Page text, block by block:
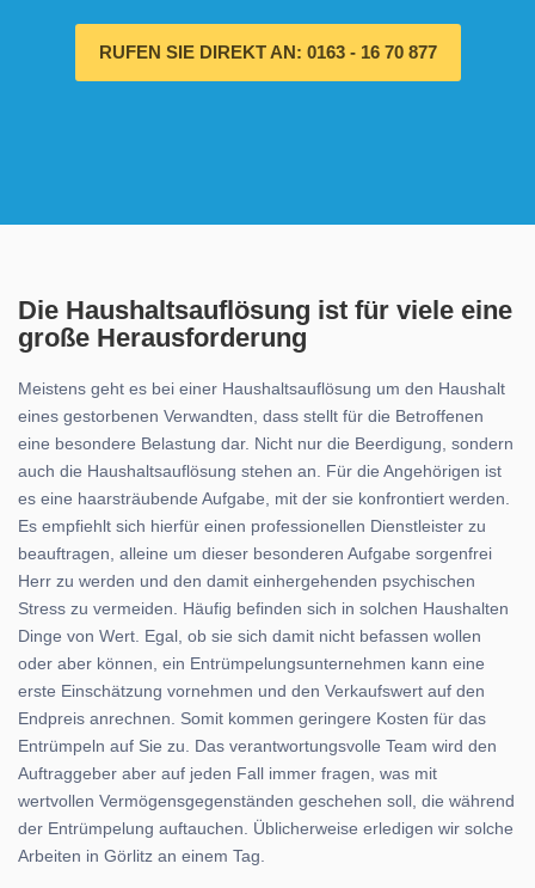
RUFEN SIE DIREKT AN: 0163 - 16 70 877
Die Haushaltsauflösung ist für viele eine
große Herausforderung
Meistens geht es bei einer Haushaltsauflösung um den Haushalt
eines gestorbenen Verwandten, dass stellt für die Betroffenen
eine besondere Belastung dar. Nicht nur die Beerdigung, sondern
auch die Haushaltsauflösung stehen an. Für die Angehörigen ist
es eine haarsträubende Aufgabe, mit der sie konfrontiert werden.
Es empfiehlt sich hierfür einen professionellen Dienstleister zu
beauftragen, alleine um dieser besonderen Aufgabe sorgenfrei
Herr zu werden und den damit einhergehenden psychischen
Stress zu vermeiden. Häufig befinden sich in solchen Haushalten
Dinge von Wert. Egal, ob sie sich damit nicht befassen wollen
oder aber können, ein Entrümpelungsunternehmen kann eine
erste Einschätzung vornehmen und den Verkaufswert auf den
Endpreis anrechnen. Somit kommen geringere Kosten für das
Entrümpeln auf Sie zu. Das verantwortungsvolle Team wird den
Auftraggeber aber auf jeden Fall immer fragen, was mit
wertvollen Vermögensgegenständen geschehen soll, die während
der Entrümpelung auftauchen. Üblicherweise erledigen wir solche
Arbeiten in Görlitz an einem Tag.